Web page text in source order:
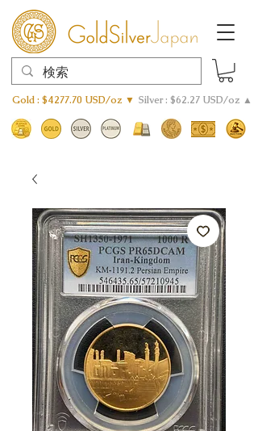
Gold : $4277.70 USD/oz ▼ Silver : $62.27 USD/oz ▲